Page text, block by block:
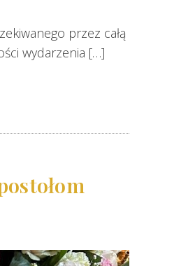
przez całą
wydarzenia […]